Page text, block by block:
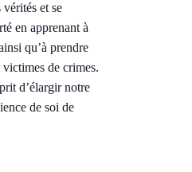
et se
en apprenant à
qu’à prendre
de crimes.
d’élargir notre
de soi de